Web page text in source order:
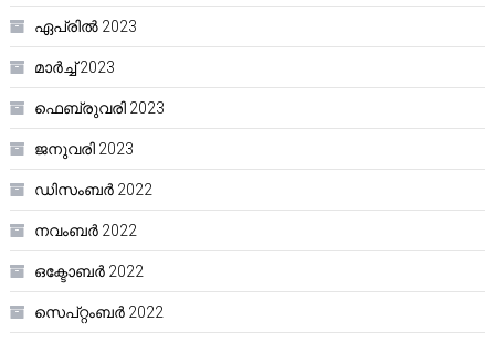
ഏപ്രിൽ 2023
മാർച്ച്‌ 2023
ഫെബ്രുവരി 2023
ജനുവരി 2023
ഡിസംബർ 2022
നവംബർ 2022
ഒക്ടോബർ 2022
സെപ്റ്റംബർ 2022